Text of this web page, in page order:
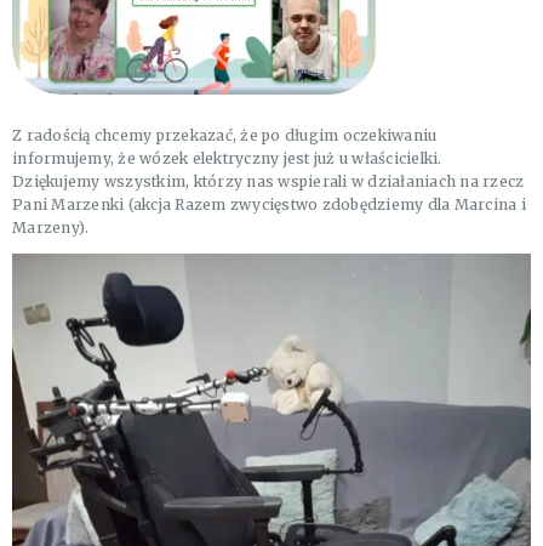
Z radością chcemy przekazać, że po długim oczekiwaniu
informujemy, że wózek elektryczny jest już u właścicielki.
Dziękujemy wszystkim, którzy nas wspierali w działaniach na rzecz
Pani Marzenki (akcja Razem zwycięstwo zdobędziemy dla Marcina i
Marzeny).